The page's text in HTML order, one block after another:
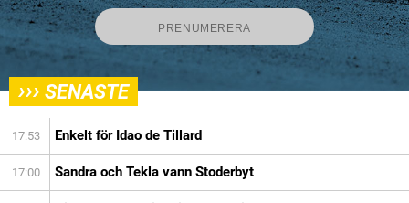
››› SENASTE
17:53 Enkelt för Idao de Tillard
17:00 Sandra och Tekla vann Stoderbyt